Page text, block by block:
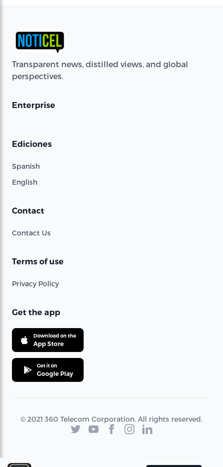
Transparent news, distilled views, and global
perspectives.
Enterprise
Ediciones
Spanish
English
Contact
Contact Us
Terms of use
Privacy Policy
Get the app
Download on the
App Store
Get it on
Google Play
© 2021 360 Telecom Corporation. All rights reserved.